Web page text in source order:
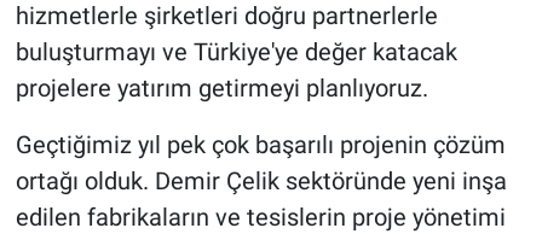
hizmetlerle şirketleri doğru partnerlerle
buluşturmayı ve Türkiye'ye değer katacak
projelere yatırım getirmeyi planlıyoruz.
Geçtiğimiz yıl pek çok başarılı projenin çözüm
ortağı olduk. Demir Çelik sektöründe yeni inşa
edilen fabrikaların ve tesislerin proje yönetimi